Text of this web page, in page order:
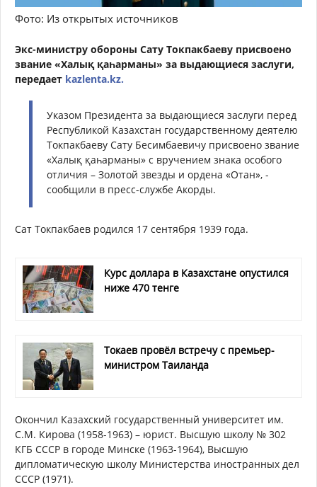
Фото: Из открытых источников
Экс-министру обороны Сату Токпакбаеву присвоено
звание «Халық қаһарманы» за выдающиеся заслуги,
передает kazlenta.kz.
Указом Президента за выдающиеся заслуги перед
Республикой Казахстан государственному деятелю
Токпакбаеву Сату Бесимбаевичу присвоено звание
«Халық қаһарманы» с вручением знака особого
отличия – Золотой звезды и ордена «Отан», -
сообщили в пресс-службе Акорды.
Сат Токпакбаев родился 17 сентября 1939 года.
Курс доллара в Казахстане опустился
ниже 470 тенге
Токаев провёл встречу с премьер-
министром Таиланда
Окончил Казахский государственный университет им.
С.М. Кирова (1958-1963) – юрист. Высшую школу № 302
КГБ СССР в городе Минске (1963-1964), Высшую
дипломатическую школу Министерства иностранных дел
СССР (1971).